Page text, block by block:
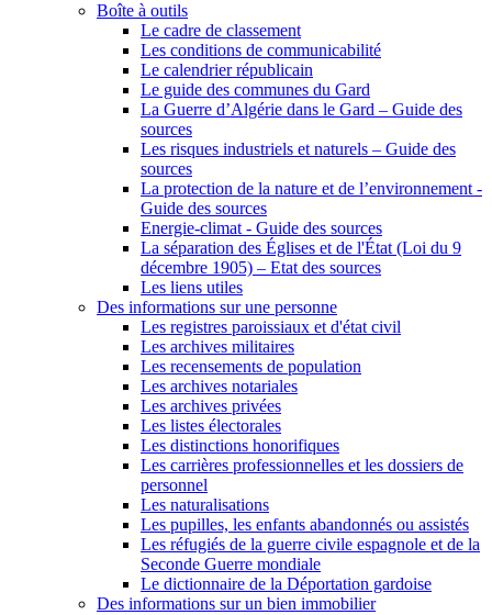
Boîte à outils
Le cadre de classement
Les conditions de communicabilité
Le calendrier républicain
Le guide des communes du Gard
La Guerre d’Algérie dans le Gard – Guide des
sources
Les risques industriels et naturels – Guide des
sources
La protection de la nature et de l’environnement -
Guide des sources
Energie-climat - Guide des sources
La séparation des Églises et de l'État (Loi du 9
décembre 1905) – Etat des sources
Les liens utiles
Des informations sur une personne
Les registres paroissiaux et d'état civil
Les archives militaires
Les recensements de population
Les archives notariales
Les archives privées
Les listes électorales
Les distinctions honorifiques
Les carrières professionnelles et les dossiers de
personnel
Les naturalisations
Les pupilles, les enfants abandonnés ou assistés
Les réfugiés de la guerre civile espagnole et de la
Seconde Guerre mondiale
Le dictionnaire de la Déportation gardoise
Des informations sur un bien immobilier